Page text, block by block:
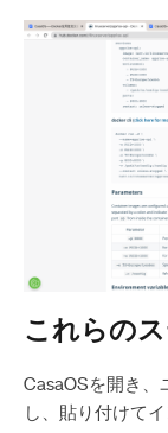
これらの
CasaOSを開き、
し、貼り付けて